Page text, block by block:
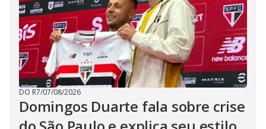
DO R7/07/08/2026
Domingos Duarte fala sobre crise